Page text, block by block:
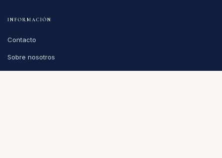
INFORMACIÓN
Contacto
Sobre nosotros